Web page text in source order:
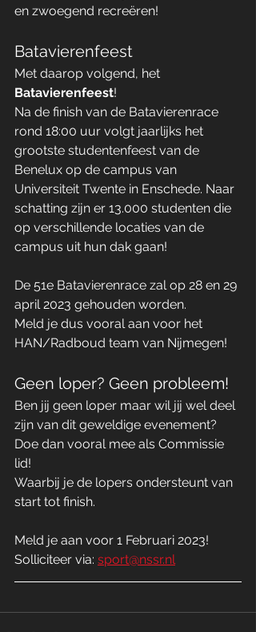
en zwoegend recreëren!
Batavierenfeest
Met daarop volgend, het
Batavierenfeest!
Na de finish van de Batavierenrace
rond 18:00 uur volgt jaarlijks het
grootste studentenfeest van de
Benelux op de campus van
Universiteit Twente in Enschede. Naar
schatting zijn er 13.000 studenten die
op verschillende locaties van de
campus uit hun dak gaan!
De 51e Batavierenrace zal op 28 en 29
april 2023 gehouden worden.
Meld je dus vooral aan voor het
HAN/Radboud team van Nijmegen!
Geen loper? Geen probleem!
Ben jij geen loper maar wil jij wel deel
zijn van dit geweldige evenement?
Doe dan vooral mee als Commissie
lid!
Waarbij je de lopers ondersteunt van
start tot finish.
Meld je aan voor 1 Februari 2023!
Solliciteer via: sport@nssr.nl